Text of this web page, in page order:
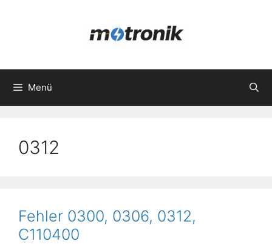
Menü
0312
Fehler 0300, 0306, 0312,
C110400